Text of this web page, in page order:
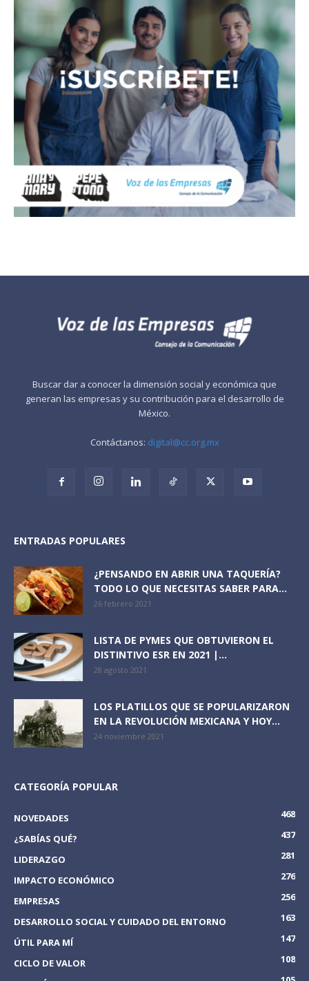
Buscar dar a conocer la dimensión social y económica que
generan las empresas y su contribución para el desarrollo de
México.
Contáctanos: digital@cc.org.mx
ENTRADAS POPULARES
¿PENSANDO EN ABRIR UNA TAQUERÍA?
TODO LO QUE NECESITAS SABER PARA...
26 febrero 2021
LISTA DE PYMES QUE OBTUVIERON EL
DISTINTIVO ESR EN 2021 |...
28 agosto 2021
LOS PLATILLOS QUE SE POPULARIZARON
EN LA REVOLUCIÓN MEXICANA Y HOY...
24 noviembre 2021
CATEGORÍA POPULAR
NOVEDADES
468
¿SABÍAS QUÉ?
437
LIDERAZGO
281
IMPACTO ECONÓMICO
276
EMPRESAS
256
DESARROLLO SOCIAL Y CUIDADO DEL ENTORNO
163
ÚTIL PARA MÍ
147
CICLO DE VALOR
108